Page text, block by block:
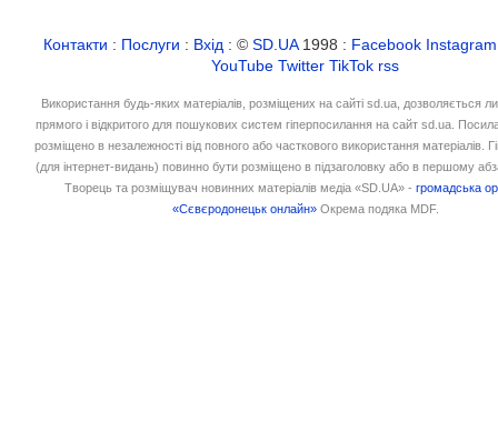
Контакти : Послуги : Вхід : ©SD.UA1998 : Facebook Instagram
YouTube Twitter TikTok rss
Використання будь-яких матеріалів, розміщених на сайті sd.ua, дозволяється
прямого і відкритого для пошукових систем гіперпосилання на сайт sd.ua.
розміщено в незалежності від повного або часткового використання матеріалів.
(для інтернет-видань) повинно бути розміщено в підзаголовку або в першому
Творець та розміщувач новинних матеріалів медіа «SD.UA» -громадська
«Сєвєродонецьк онлайн» Окрема подяка MDF.